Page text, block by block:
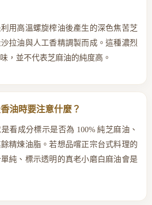
用高溫螺旋榨油後產生的深色焦苦芝
拉油與人工香精調製而成。這種濃烈
，並不代表芝麻油的純度高。
油時要注意什麼？
看成分標示是否為 100% 純芝麻油、
精煉油脂。若想品嚐正宗台式料理的
純、標示透明的真老小磨白麻油會是